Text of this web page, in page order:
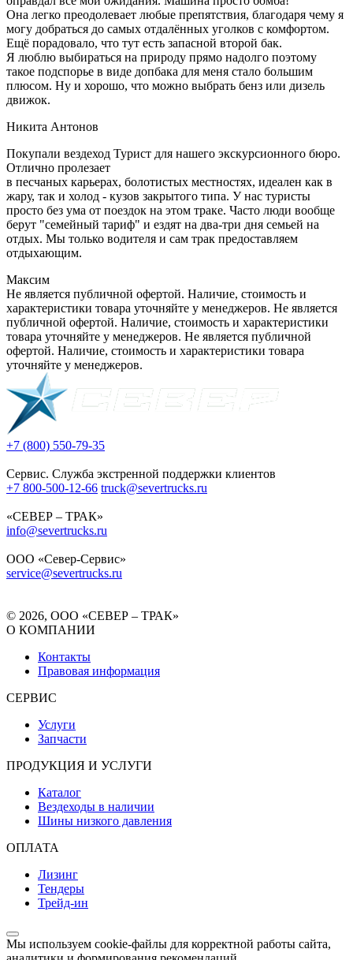
Она легко преодолевает любые препятствия, благодаря чему я
могу добраться до самых отдалённых уголков с комфортом.
Ещё порадовало, что тут есть запасной второй бак.
Я люблю выбираться на природу прямо надолго поэтому
такое подспорье в виде допбака для меня стало большим
плюсом. Ну и хорошо, что можно выбрать бенз или дизель
движок.
Никита Антонов
Покупали вездеход Турист для нашего экскурсионного бюро.
Отлично пролезает
в песчаных карьерах, болотистых местностях, идеален как в
жару, так и холод - кузов закрытого типа. У нас туристы
просто без ума от поездок на этом траке. Часто люди вообще
берут "семейный тариф" и ездят на два-три дня семьей на
отдых. Мы только водителя и сам трак предоставляем
отдыхающим.
Максим
Не является публичной офертой. Наличие, стоимость и
характеристики товара уточняйте у менеджеров. Не является
публичной офертой. Наличие, стоимость и характеристики
товара уточняйте у менеджеров. Не является публичной
офертой. Наличие, стоимость и характеристики товара
уточняйте у менеджеров.
+7 (800) 550-79-35
Сервис. Служба экстренной поддержки клиентов
+7 800-500-12-66 truck@severtrucks.ru
«СЕВЕР – ТРАК»
info@severtrucks.ru
ООО «Север-Сервис»
service@severtrucks.ru
© 2026, ООО «СЕВЕР – ТРАК»
О КОМПАНИИ
Контакты
Правовая информация
СЕРВИС
Услуги
Запчасти
ПРОДУКЦИЯ И УСЛУГИ
Каталог
Вездеходы в наличии
Шины низкого давления
ОПЛАТА
Лизинг
Тендеры
Трейд-ин
Мы используем cookie-файлы для корректной работы сайта,